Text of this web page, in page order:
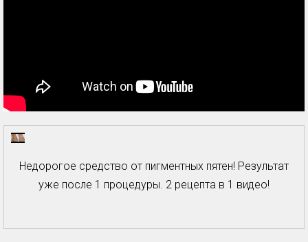
Недорогое средство от пигментных пятен! Результат
уже после 1 процедуры. 2 рецепта в 1 видео!